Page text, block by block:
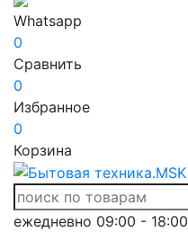
Whatsapp
0
Сравнить
0
Избранное
0
Корзина
ежедневно 09:00 - 18:00